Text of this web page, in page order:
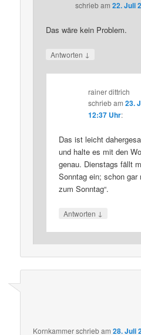
schriebam22. Juli
Das wäre kein Problem.
Antworten ↓
rainer dittrich
schriebam23.
12:37 Uhr:
Das ist leicht
und halte es mit den
genau. Dienstags fällt
Sonntag ein; schon gar
zum Sonntag“.
Antworten ↓
Kornkammerschriebam28. Juli